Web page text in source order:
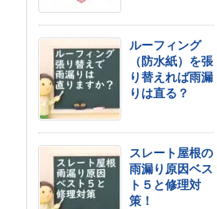
ルーフィング
（防水紙）を張
り替えれば雨漏
りは直る？
スレート屋根の
雨漏り原因ベス
ト５と修理対
策！